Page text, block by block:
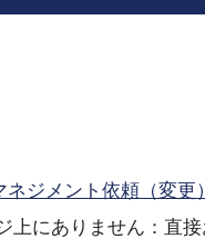
ジメント依頼（変更
にありません：直接